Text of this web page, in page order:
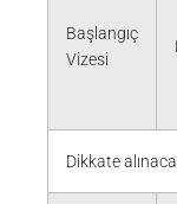
Başlangıç
Vizesi
Dikkate